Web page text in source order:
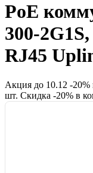
PoE
300-
RJ45
Акция до 10.12 -20%
шт. Скидка -20% в